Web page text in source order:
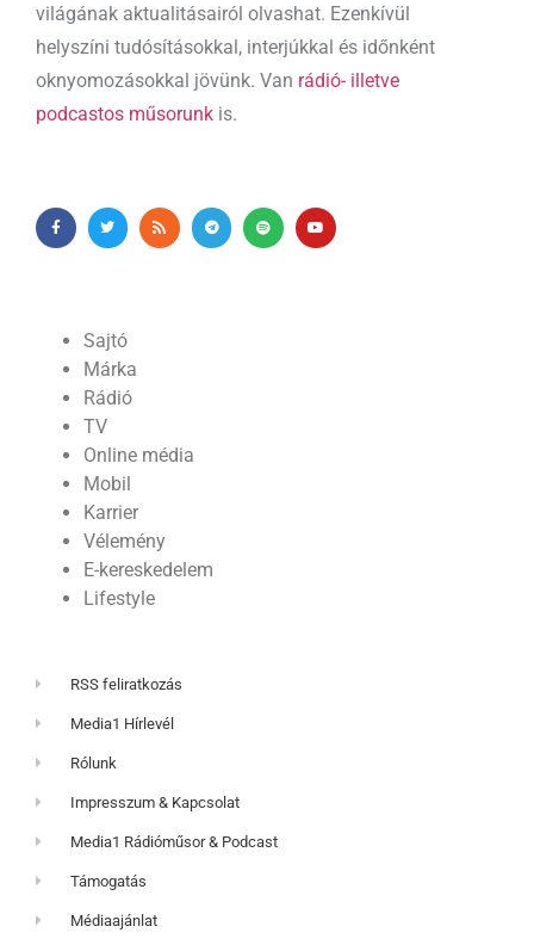
világának aktualitásairól olvashat. Ezenkívül
helyszíni tudósításokkal, interjúkkal és időnként
oknyomozásokkal jövünk. Van rádió- illetve
podcastos műsorunk is.
Sajtó
Márka
Rádió
TV
Online média
Mobil
Karrier
Vélemény
E-kereskedelem
Lifestyle
RSS feliratkozás
Media1 Hírlevél
Rólunk
Impresszum & Kapcsolat
Media1 Rádióműsor & Podcast
Támogatás
Médiaajánlat